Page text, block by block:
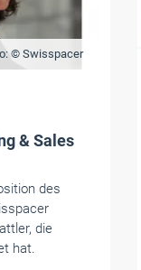
© Swisspacer
& Sales
des
die
hat.